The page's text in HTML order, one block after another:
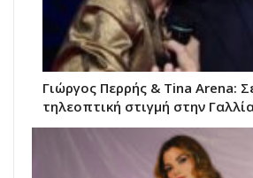
Γιώργος Περρής & Tina Arena:
τηλεοπτική στιγμή στην